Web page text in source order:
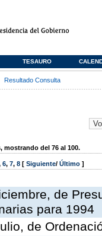
TESAURO
Resultado Consulta
mostrando del 76 al 100.
6, 7, 8 [ Siguiente/ Último ]
de
para 1994
de